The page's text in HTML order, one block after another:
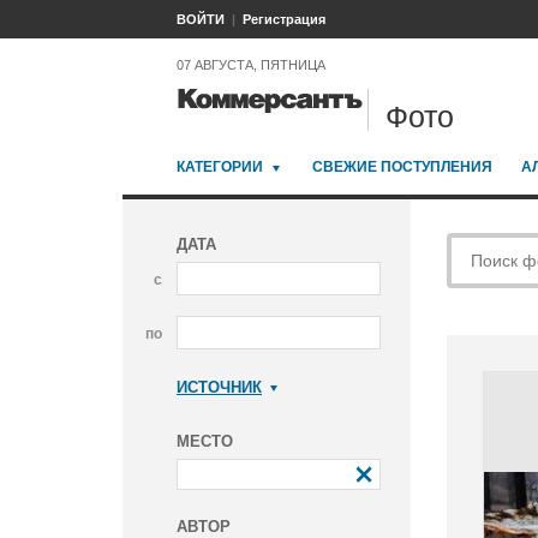
ВОЙТИ Регистрация
07 АВГУСТА, ПЯТНИЦА
Фото
КАТЕГОРИИ СВЕЖИЕ ПОСТУПЛЕНИЯ
ДАТА
с
по
ИСТОЧНИК
МЕСТО
АВТОР